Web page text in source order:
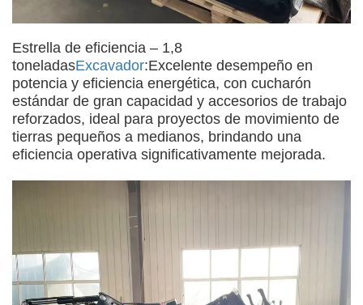
Estrella de eficiencia – 1,8
toneladasExcavador:Excelente desempeño en
potencia y eficiencia energética, con cucharón
estándar de gran capacidad y accesorios de trabajo
reforzados, ideal para proyectos de movimiento de
tierras pequeños a medianos, brindando una
eficiencia operativa significativamente mejorada.